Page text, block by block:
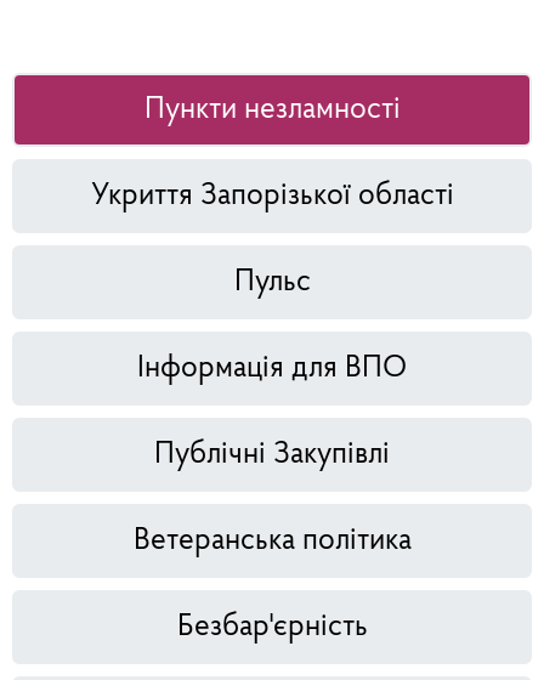
Пункти незламності
Укриття Запорізької області
Пульс
Інформація для ВПО
Публічні Закупівлі
Ветеранська політика
Безбар'єрність